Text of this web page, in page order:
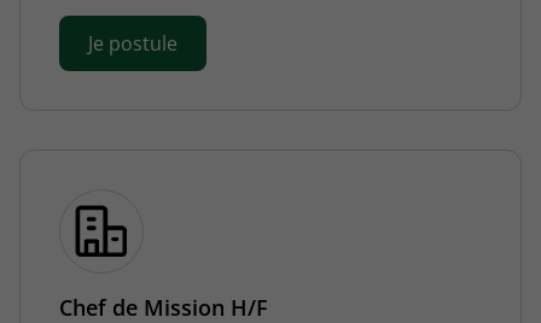
Je postule
Chef de Mission H/F